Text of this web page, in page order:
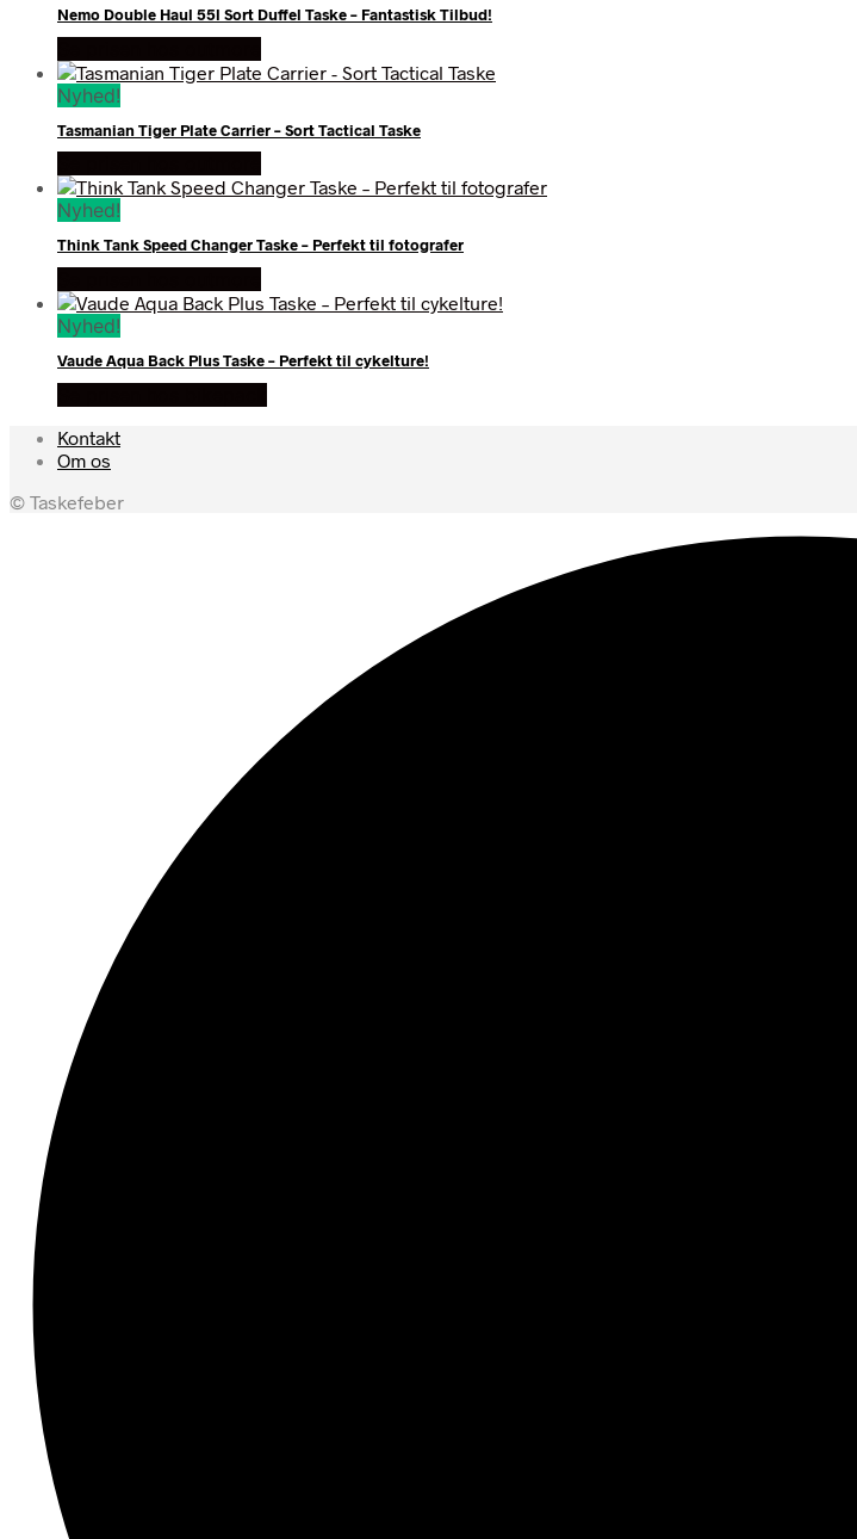
Nemo Double Haul 55l Sort Duffel Taske – Fantastisk Tilbud!
Nyhed!
Tasmanian Tiger Plate Carrier – Sort Tactical Taske
Nyhed!
Think Tank Speed Changer Taske – Perfekt til fotografer
Nyhed!
Vaude Aqua Back Plus Taske – Perfekt til cykelture!
Kontakt
Om os
© Taskefeber